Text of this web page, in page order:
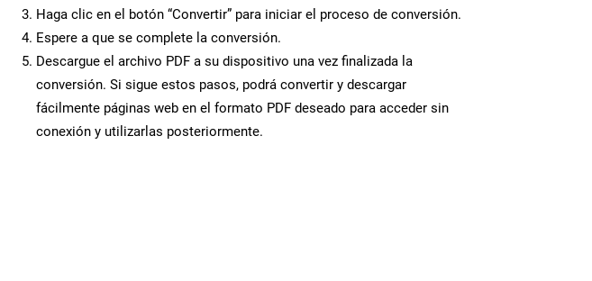
Haga clic en el botón “Convertir” para iniciar el proceso de conversión.
Espere a que se complete la conversión.
Descargue el archivo PDF a su dispositivo una vez finalizada la
conversión. Si sigue estos pasos, podrá convertir y descargar
fácilmente páginas web en el formato PDF deseado para acceder sin
conexión y utilizarlas posteriormente.